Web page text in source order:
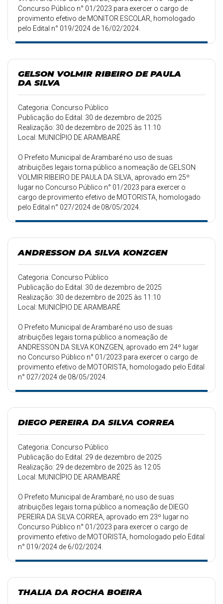
Concurso Público n° 01/2023 para exercer o cargo de
provimento efetivo de MONITOR ESCOLAR, homologado
pelo Edital n° 019/2024 de 16/02/2024.
GELSON VOLMIR RIBEIRO DE PAULA
DA SILVA
Categoria: Concurso Público
Publicação do Edital: 30 de dezembro de 2025
Realização: 30 de dezembro de 2025 às 11:10
Local: MUNICÍPIO DE ARAMBARÉ
O Prefeito Municipal de Arambaré no uso de suas
atribuições legais torna público a nomeação de GELSON
VOLMIR RIBEIRO DE PAULA DA SILVA, aprovado em 25º
lugar no Concurso Público n° 01/2023 para exercer o
cargo de provimento efetivo de MOTORISTA, homologado
pelo Edital n° 027/2024 de 08/05/2024.
ANDRESSON DA SILVA KONZGEN
Categoria: Concurso Público
Publicação do Edital: 30 de dezembro de 2025
Realização: 30 de dezembro de 2025 às 11:10
Local: MUNICÍPIO DE ARAMBARÉ
O Prefeito Municipal de Arambaré no uso de suas
atribuições legais torna público a nomeação de
ANDRESSON DA SILVA KONZGEN, aprovado em 24º lugar
no Concurso Público n° 01/2023 para exercer o cargo de
provimento efetivo de MOTORISTA, homologado pelo Edital
n° 027/2024 de 08/05/2024.
DIEGO PEREIRA DA SILVA CORREA
Categoria: Concurso Público
Publicação do Edital: 29 de dezembro de 2025
Realização: 29 de dezembro de 2025 às 12:05
Local: MUNICÍPIO DE ARAMBARÉ
O Prefeito Municipal de Arambaré, no uso de suas
atribuições legais torna público a nomeação de DIEGO
PEREIRA DA SILVA CORREA, aprovado em 23º lugar no
Concurso Público n° 01/2023 para exercer o cargo de
provimento efetivo de MOTORISTA, homologado pelo Edital
n° 019/2024 de 6/02/2024.
THALIA DA ROCHA BOEIRA